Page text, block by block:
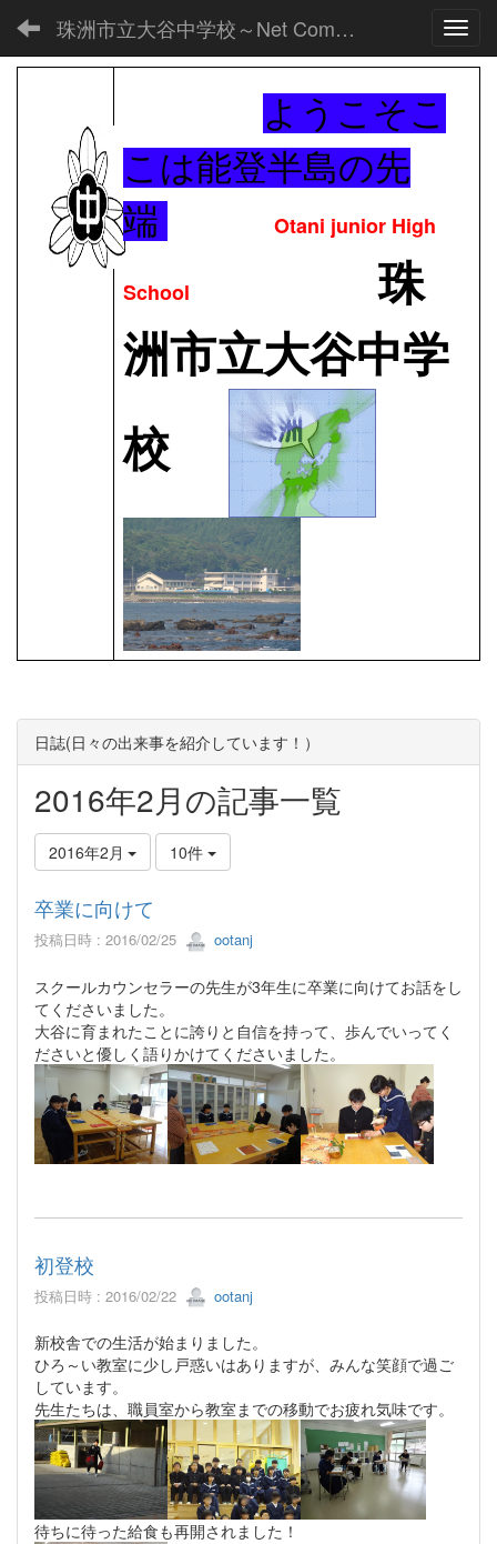
珠洲市立大谷中学校～Net Commons～
ようこそこ
こは能登半島の先
端
Otani junior High
School
珠
洲市立大谷中学
校
日誌(日々の出来事を紹介しています！）
2016年2月の記事一覧
2016年2月 10件
卒業に向けて
投稿日時 : 2016/02/25 ootanj
スクールカウンセラーの先生が3年生に卒業に向けてお話をし
てくださいました。
大谷に育まれたことに誇りと自信を持って、歩んでいってく
ださいと優しく語りかけてくださいました。
初登校
投稿日時 : 2016/02/22 ootanj
新校舎での生活が始まりました。
ひろ～い教室に少し戸惑いはありますが、みんな笑顔で過ご
しています。
先生たちは、職員室から教室までの移動でお疲れ気味です。
待ちに待った給食も再開されました！